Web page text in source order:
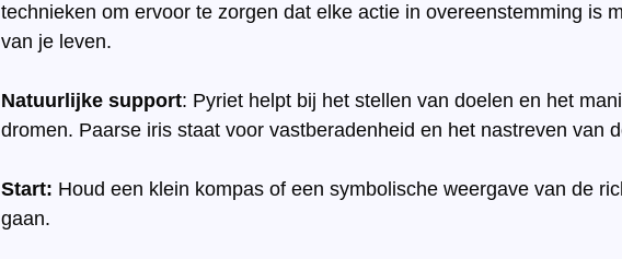
technieken om ervoor te zorgen dat elke actie in overeenstemming is
van je leven.
Natuurlijke support: Pyriet helpt bij het stellen van doelen en het
dromen. Paarse iris staat voor vastberadenheid en het nastreven van
Start: Houd een klein kompas of een symbolische weergave van de
gaan.